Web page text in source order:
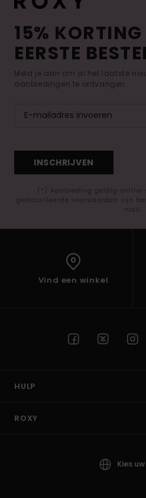
15%
EERSTE
Meld je aan om al het laatste
aanbiedingen te ontvangen.
INSCHRIJVEN
(*) Aanbieding geldig online
gedetailleerde voorwaarden zijn
mail
Vind een winkel
HULP
ROXY
Kies